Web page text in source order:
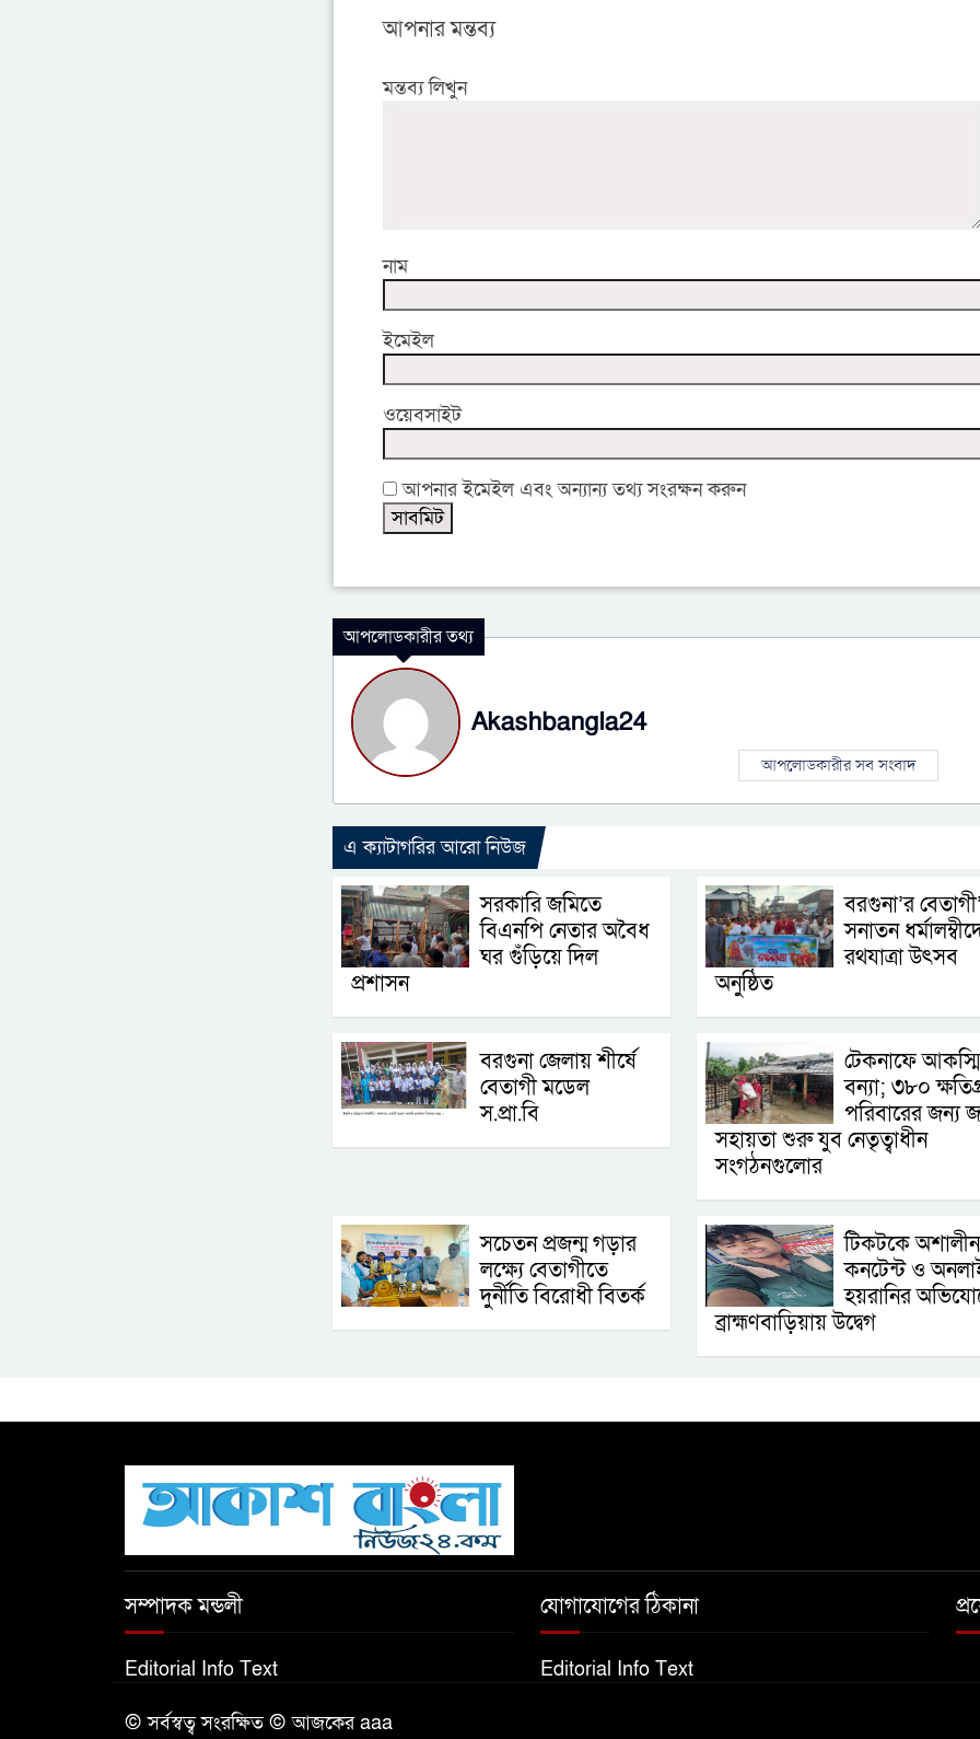
আপনার মন্তব্য
মন্তব্য লিখুন
নাম
ইমেইল
ওয়েবসাইট
আপনার ইমেইল এবং অন্যান্য তথ্য সংরক্ষন করুন
আপলোডকারীর তথ্য
Akashbangla24
আপলোডকারীর সব সংবাদ
এ ক্যাটাগরির আরো নিউজ
সরকারি জমিতে
বিএনপি নেতার অবৈধ
ঘর গুঁড়িয়ে দিল
প্রশাসন
বরগুনা’র
সনাতন
রথযাত্রা উৎসব
অনুষ্ঠিত
বরগুনা জেলায় শীর্ষে
বেতাগী মডেল
স.প্রা.বি
টেকনাফে
বন্যা; ৩৮০
পরিবারের জন্য
সহায়তা শুরু যুব নেতৃত্বাধীন
সংগঠনগুলোর
সচেতন প্রজন্ম গড়ার
লক্ষ্যে বেতাগীতে
দুর্নীতি বিরোধী বিতর্ক
টিকটকে অশালীন
কনটেন্ট ও
হয়রানির
ব্রাহ্মণবাড়িয়ায় উদ্বেগ
সম্পাদক মন্ডলী
Editorial Info Text
যোগাযোগের ঠিকানা
Editorial Info Text
© সর্বস্বত্ব সংরক্ষিত © আজকের aaa